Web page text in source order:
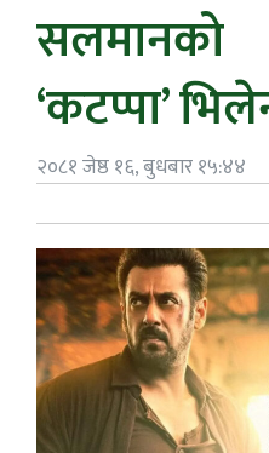
सलमानको
‘कटप्पा’
२०८१ जेष्ठ १६, बुधबार १५:४४